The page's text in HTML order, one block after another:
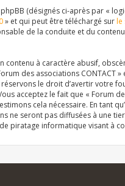
(désignés ci-après par «
» et qui peut être téléchargé surle
de la conduite et du
contenu à caractère abusif,
des associations CONTACT
le droit d’avertir votre
acceptez le fait que « Forum
cela nécessaire. En tant
ne seront pas diffusées à une
piratage informatique visant à